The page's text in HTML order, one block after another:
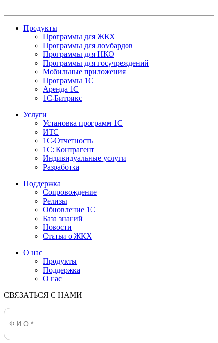
Продукты
Программы для ЖКХ
Программы для ломбардов
Программы для НКО
Программы для госучреждений
Мобильные приложения
Программы 1С
Аренда 1С
1С-Битрикс
Услуги
Установка программ 1С
ИТС
1С-Отчетность
1С: Контрагент
Индивидуальные услуги
Разработка
Поддержка
Сопровождение
Релизы
Обновление 1С
База знаний
Новости
Статьи о ЖКХ
О нас
Продукты
Поддержка
О нас
СВЯЗАТЬСЯ С НАМИ